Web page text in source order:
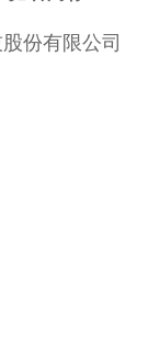
份有限公司